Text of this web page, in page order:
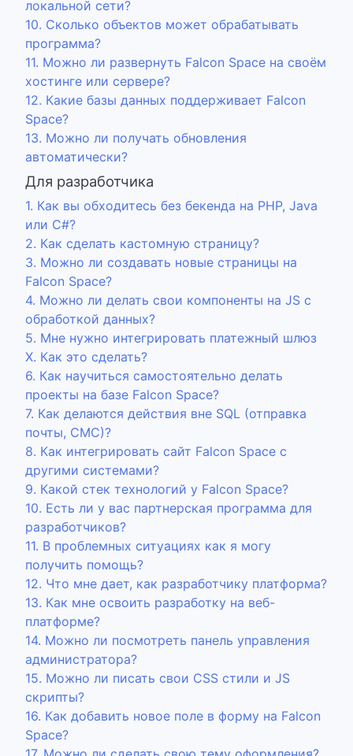
локальной сети?
10. Сколько объектов может обрабатывать
программа?
11. Можно ли развернуть Falcon Space на своём
хостинге или сервере?
12. Какие базы данных поддерживает Falcon
Space?
13. Можно ли получать обновления
автоматически?
Для разработчика
1. Как вы обходитесь без бекенда на PHP, Java
или C#?
2. Как сделать кастомную страницу?
3. Можно ли создавать новые страницы на
Falcon Space?
4. Можно ли делать свои компоненты на JS с
обработкой данных?
5. Мне нужно интегрировать платежный шлюз
Х. Как это сделать?
6. Как научиться самостоятельно делать
проекты на базе Falcon Space?
7. Как делаются действия вне SQL (отправка
почты, СМС)?
8. Как интегрировать сайт Falcon Space с
другими системами?
9. Какой стек технологий у Falcon Space?
10. Есть ли у вас партнерская программа для
разработчиков?
11. В проблемных ситуациях как я могу
получить помощь?
12. Что мне дает, как разработчику платформа?
13. Как мне освоить разработку на веб-
платформе?
14. Можно ли посмотреть панель управления
администратора?
15. Можно ли писать свои CSS стили и JS
скрипты?
16. Как добавить новое поле в форму на Falcon
Space?